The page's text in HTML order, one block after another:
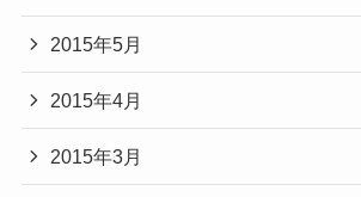
2015年5月
2015年4月
2015年3月